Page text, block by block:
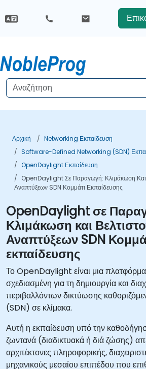
Αρχική
Networking Εκπαίδευση
Software-Defined Networking (SDN)
OpenDaylight Εκπαίδευση
OpenDaylight Σε Παραγωγή: Κλιμάκωση Και
Αναπτύξεων SDN Κομμάτι Εκπαίδευσης
OpenDaylight σε
Κλιμάκωση και
Αναπτύξεων SDN
εκπαίδευσης
Το OpenDaylight είναι μια
σχεδιασμένη για τη δημιουργία και
περιβαλλόντων δικτύωσης
(SDN) σε κλίμακα.
Αυτή η εκπαίδευση υπό την
ζωντανά (διαδικτυακά ή διά ζώσης)
αρχιτέκτονες πληροφορικής,
μηχανικούς μεσαίου επιπέδου που